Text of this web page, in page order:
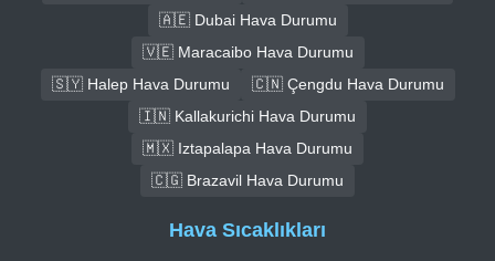
🇦🇪 Dubai Hava Durumu
🇻🇪 Maracaibo Hava Durumu
🇸🇾 Halep Hava Durumu
🇨🇳 Çengdu Hava Durumu
🇮🇳 Kallakurichi Hava Durumu
🇲🇽 Iztapalapa Hava Durumu
🇨🇬 Brazavil Hava Durumu
Hava Sıcaklıkları